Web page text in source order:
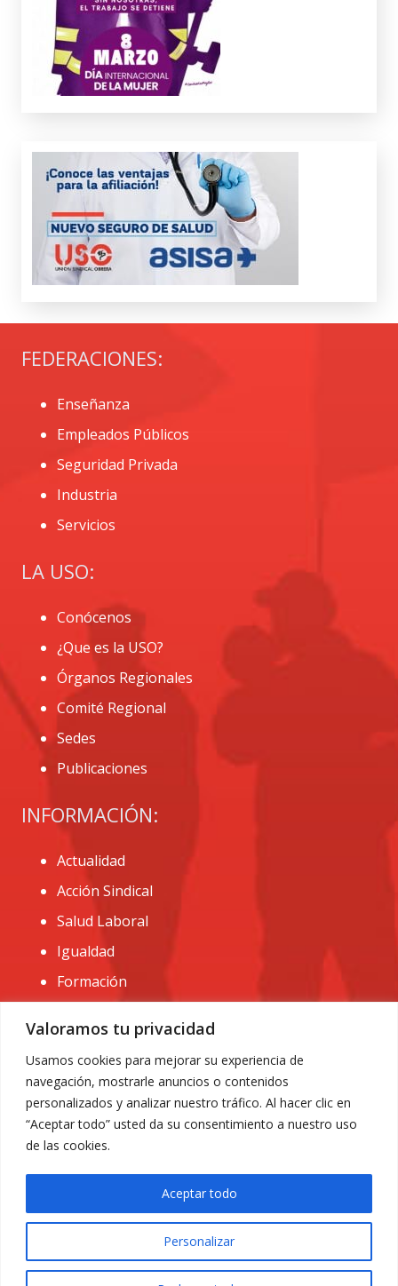
Valoramos tu privacidad
Usamos cookies para mejorar su experiencia de
navegación, mostrarle anuncios o contenidos
personalizados y analizar nuestro tráfico. Al hacer clic en
“Aceptar todo” usted da su consentimiento a nuestro uso
de las cookies.
Personalizar
Aceptar todo
FEDERACIONES:
Enseñanza
Empleados Públicos
Seguridad Privada
Industria
Servicios
LA USO:
Conócenos
¿Que es la USO?
Órganos Regionales
Comité Regional
Sedes
Publicaciones
INFORMACIÓN:
Actualidad
Acción Sindical
Salud Laboral
Igualdad
Formación
CONTACTO:
administracion@usomurcia.org
968 25 01 20
C/ Huerto de las bombas nº6. 30009 Murcia
Privacidad|
© 2018 Todos los derechos reservados. Diseño web